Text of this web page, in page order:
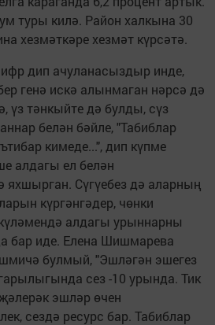
туры килә. Район халкына 30
хезмәткәре хезмәт күрсәтә.
дип ачуланасыздыр инде,
генә искә алынмаган нәрсә дә
үз тәнкыйте дә булды, сүз
белән бәйле, "Табиблар
кимеде...", дип күпме
алдагы ел белән
яхшырган. Сүгүебез дә аларның
күргәнгәдер, чөнки
алдагы урыннарны
бар иде. Елена Шишмарева
булмый, "Эшләгән эшегез
сез -10 урында. Тик
эшләр өчен
сездә ресурс бар. Табиблар